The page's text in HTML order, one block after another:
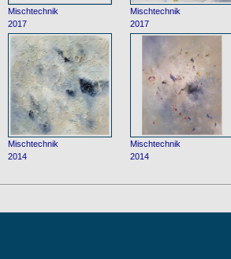
Mischtechnik
2017
Mischtechnik
2017
Mischtechnik
2014
Mischtechnik
2014